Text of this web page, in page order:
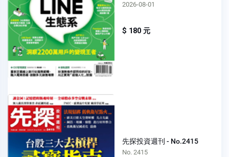
2026-08-01
$ 180 元
先探投資週刊 - No.2415
No. 2415